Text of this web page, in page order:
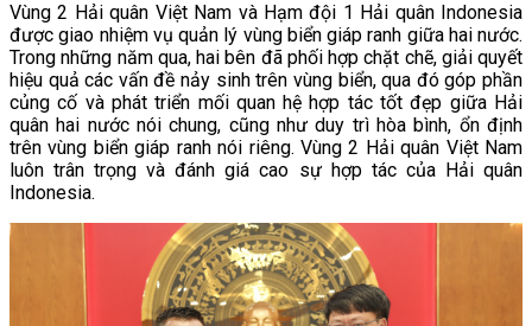
Vùng 2 Hải quân Việt Nam và Hạm đội 1 Hải quân Indonesia
được giao nhiệm vụ quản lý vùng biển giáp ranh giữa hai nước.
Trong những năm qua, hai bên đã phối hợp chặt chẽ, giải quyết
hiệu quả các vấn đề nảy sinh trên vùng biển, qua đó góp phần
củng cố và phát triển mối quan hệ hợp tác tốt đẹp giữa Hải
quân hai nước nói chung, cũng như duy trì hòa bình, ổn định
trên vùng biển giáp ranh nói riêng. Vùng 2 Hải quân Việt Nam
luôn trân trọng và đánh giá cao sự hợp tác của Hải quân
Indonesia.